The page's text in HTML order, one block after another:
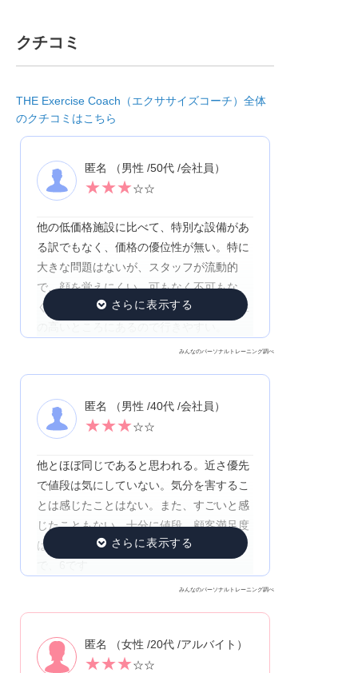
クチコミ
THE Exercise Coach（エクササイズコーチ）全体
のクチコミはこちら
匿名 （男性 /50代 /会社員）
★★★☆☆
他の低価格施設に比べて、特別な設備があ
る訳でもなく、価格の優位性が無い。特に
大きな問題はないが、スタッフが流動的
で、顔を覚えにくい。可もなく不可もな
く、総合的には大きな不満はない。利便性
みんなのパーソナルトレーニング調べ
匿名 （男性 /40代 /会社員）
★★★☆☆
他とほぼ同じであると思われる。近さ優先
で値段は気にしていない。気分を害するこ
とは感じたことはない。また、すごいと感
じたこともない。十分に値段、顧客満足度
は満たしていると考えている。１０段階
みんなのパーソナルトレーニング調べ
匿名 （女性 /20代 /アルバイト）
★★★☆☆